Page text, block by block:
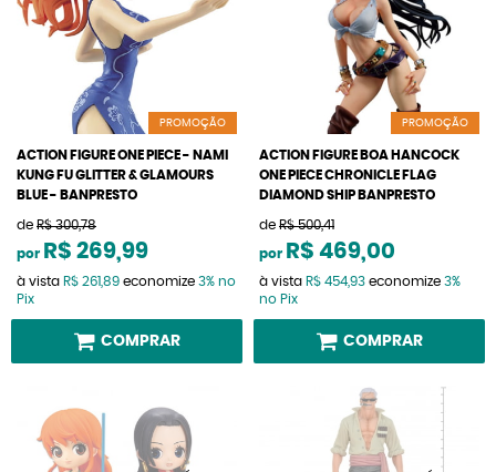
PROMOÇÃO
ACTION FIGURE ONE PIECE - NAMI
KUNG FU GLITTER & GLAMOURS
BLUE - BANPRESTO
de R$ 300,78
por R$ 269,99
à vista R$ 261,89 economize 3% no
Pix
COMPRAR
PROMOÇÃO
ACTION FIGURE BOA HANCOCK
ONE PIECE CHRONICLE FLAG
DIAMOND SHIP BANPRESTO
de R$ 500,41
por R$ 469,00
à vista R$ 454,93 economize 3%
no Pix
COMPRAR